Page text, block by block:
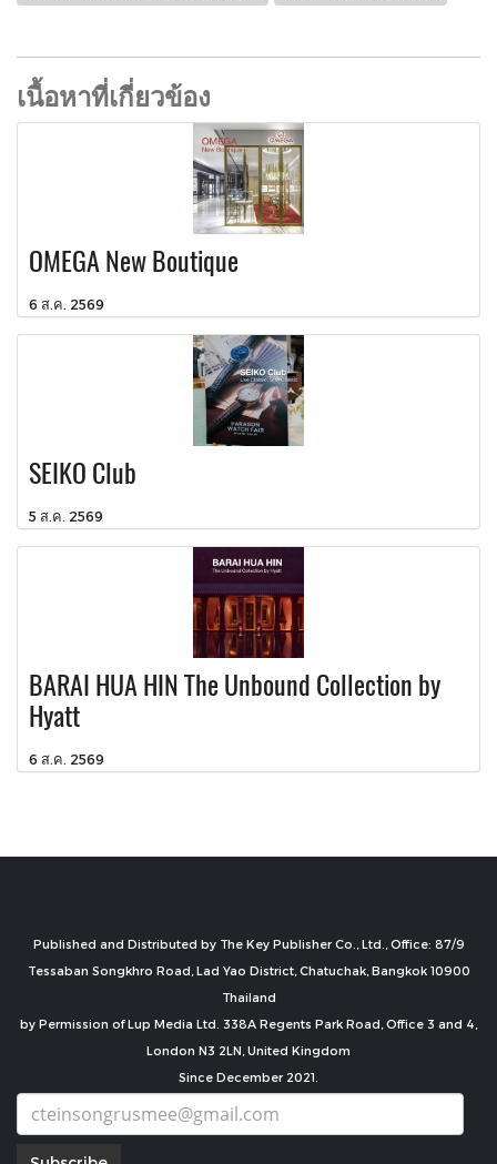
เนื้อหาที่เกี่ยวข้อง
OMEGA New Boutique
6 ส.ค. 2569
SEIKO Club
5 ส.ค. 2569
BARAI HUA HIN The Unbound Collection by
Hyatt
6 ส.ค. 2569
Published and Distributed by The Key Publisher Co., Ltd., Office: 87/9
Tessaban Songkhro Road, Lad Yao District, Chatuchak, Bangkok 10900
Thailand
by Permission of Lup Media Ltd. 338A Regents Park Road, Office 3 and 4,
London N3 2LN, United Kingdom
Since December 2021.